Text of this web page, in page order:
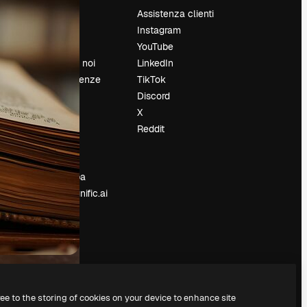
Prezzi
Lavora con noi
Cerca tendenze
Blog
Eventi
Slidesgo
Vendi i tuoi
contenuti
Sala stampa
Cerchi magnific.ai
Assistenza clienti
Instagram
YouTube
LinkedIn
TikTok
Discord
X
Reddit
to the storing of cookies on your device to enhance site